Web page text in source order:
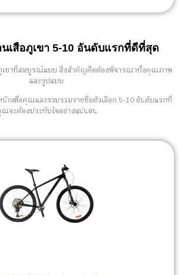
นเสือภูเขา 5-10 อันดับแรกที่ดีที่สุด
ภูเขาที่สมบูรณ์แบบ สิ่งสำคัญคือต้องพิจารณาทั้งคุณภาพ
และรูปแบบ
นักเพื่อคุณและรวบรวมรายชื่อตัวเลือก 5-10 อันดับแรกที่
จะต้องประทับใจอย่างแน่นอน